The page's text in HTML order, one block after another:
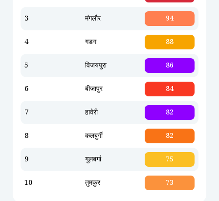
3 मंगलौर 94
4 गडग 88
5 विजयपुरा 86
6 बीजापुर 84
7 हावेरी 82
8 कलबुर्गी 82
9 गुलबर्गा 75
10 तुमकुर 73